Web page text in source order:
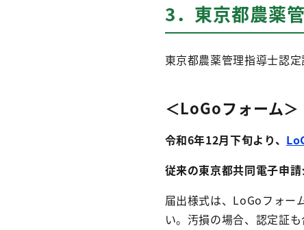
3．東京都農薬
東京都農薬管理指導士認
＜LoGoフォーム＞
令和6年12月下旬より、
従来の東京都共同電子申
届出様式は、LoGoフォー
い。汚損の場合、認定証